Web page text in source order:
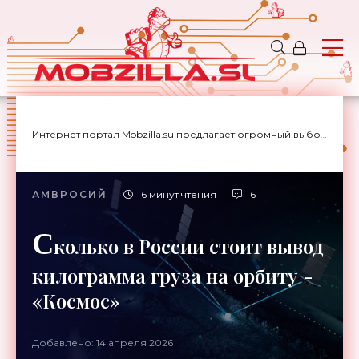
Интернет портал Mobzilla.su предлагает огромный выбор новостей с доставкой на дом.
АМВРОСИЙ 6 минут чтения 6
Сколько в России стоит вывод
килограмма груза на орбиту -
«Космос»
Добавлено: 14 апреля 2026